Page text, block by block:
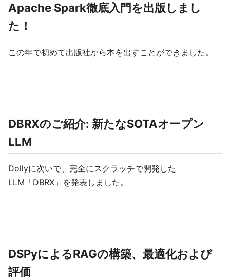
Apache Spark徹底入門を出版しまし
た！
この年で初めて出版社から本を出すことができました。
DBRXのご紹介: 新たなSOTAオープン
LLM
Dollyに次いで、完全にスクラッチで開発した
LLM「DBRX」を発表しました。
DSPyによるRAGの構築、最適化および
評価